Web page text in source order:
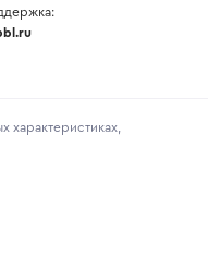
характеристиках,